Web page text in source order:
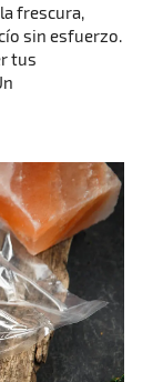
frescura,
sin esfuerzo.
tus